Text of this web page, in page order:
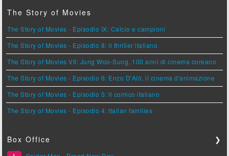
The Story of Movies
The Story of Movies - Episodio IX: Calcio e campioni
The Story of Movies - Episodio 8: Il thriller italiano
The Story of Movies VII: Jung Woo-Sung, 100 anni di cinema coreano
The Story of Movies - Episodio 6: Enzo D'Alò, il cinema d'animazione
The Story of Movies - Episodio 5: Il comico italiano
The Story of Movies - Episodio 4: Italian families
Box Office ❯